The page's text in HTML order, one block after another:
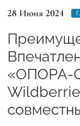
28 Июня 2024
«ОПОРА-